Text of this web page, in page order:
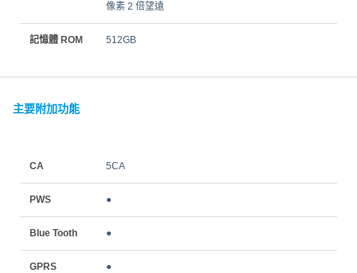
像素 2 倍望遠
記憶體 ROM 512GB
主要附加功能
CA 5CA
PWS ●
Blue Tooth ●
GPRS ●